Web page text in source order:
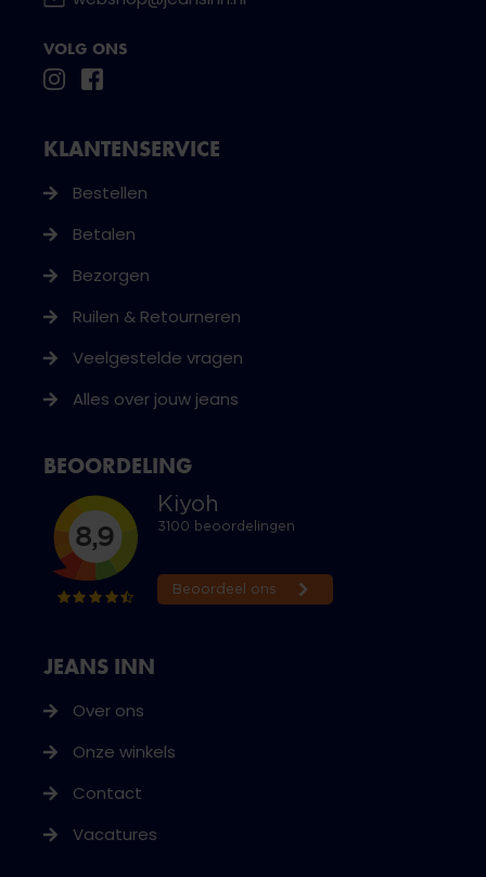
VOLG ONS
JEANS INN
Over ons
Onze winkels
Contact
Vacatures
KLANTENSERVICE
Bestellen
Betalen
Bezorgen
Ruilen & Retourneren
Veelgestelde vragen
Alles over jouw jeans
BEOORDELING